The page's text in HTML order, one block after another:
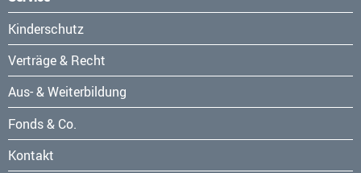
Navigation
überspringen
Kinderschutz
Verträge & Recht
Aus- & Weiterbildung
Fonds & Co.
Kontakt